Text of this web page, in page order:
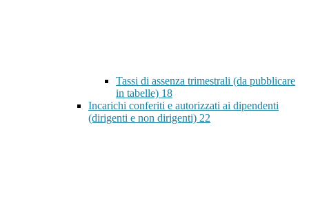
Tassi di assenza trimestrali (da pubblicare
in tabelle) 18
Incarichi conferiti e autorizzati ai dipendenti
(dirigenti e non dirigenti) 22